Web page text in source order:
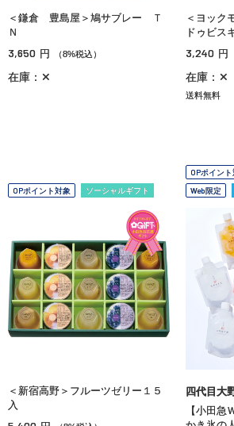
＜鎌倉 豊島屋＞鳩サブレー Ｔ
Ｎ
3,650 円 （8%税込）
在庫：✕
＜ヨック
ドゥビス
3,240 円
在庫：✕
送料無料
OPポイント対象 ソーシャルギフト
＜新宿高野＞フルーツゼリー１５
入
OPポイント
Web限定
四代目大
【小田急